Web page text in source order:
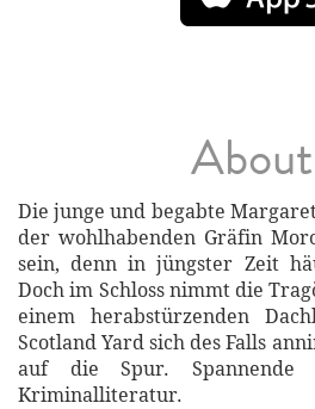
Die junge und begabte
der wohlhabenden Gräfin
sein, denn in jüngster Zeit
Doch im Schloss nimmt die
einem herabstürzenden
Scotland Yard sich des Falls
auf die Spur. Spannende
Kriminalliteratur.